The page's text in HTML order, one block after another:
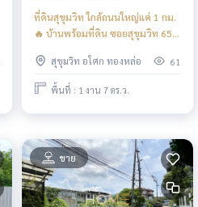
ที่ดินสุขุมวิท ใกล้ถนนใหญ่แค่ 1 กม.
🔥 บ้านพร้อมที่ดิน ซอยสุขุมวิท 65 /
Land Soi Sukhumvit 65 / 5
Bedrooms (SALE) PALM815
สุขุมวิท อโศก ทองหล่อ 61
พื้นที่ : 1 งาน 7 ตร.ว.
ขาย